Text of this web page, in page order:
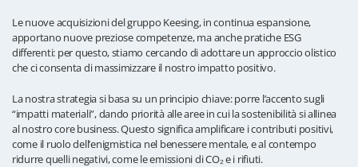
Le nuove acquisizioni del gruppo Keesing, in continua espansione,
apportano nuove preziose competenze, ma anche pratiche ESG
differenti: per questo, stiamo cercando di adottare un approccio olistico
che ci consenta di massimizzare il nostro impatto positivo.
La nostra strategia si basa su un principio chiave: porre l’accento sugli
“impatti materiali”, dando priorità alle aree in cui la sostenibilità si allinea
al nostro core business. Questo significa amplificare i contributi positivi,
come il ruolo dell’enigmistica nel benessere mentale, e al contempo
ridurre quelli negativi, come le emissioni di CO₂ e i rifiuti.